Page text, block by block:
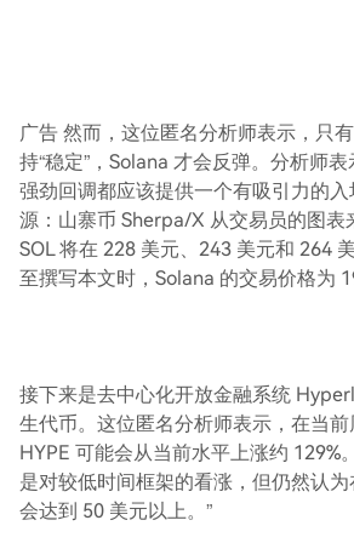
广告 然而，这位匿名分析师表示，只
持“稳定”，Solana 才会反弹。分析师
强劲回调都应该提供一个有吸引力的
源：山寨币 Sherpa/X 从交易员的图表
SOL 将在 228 美元、243 美元和 264
至撰写本文时，Solana 的交易价格为
接下来是去中心化开放金融系统
生代币。这位匿名分析师表示，在当前
HYPE 可能会从当前水平上涨约 129%
是对较低时间框架的看涨，但仍然认
会达到 50 美元以上。”